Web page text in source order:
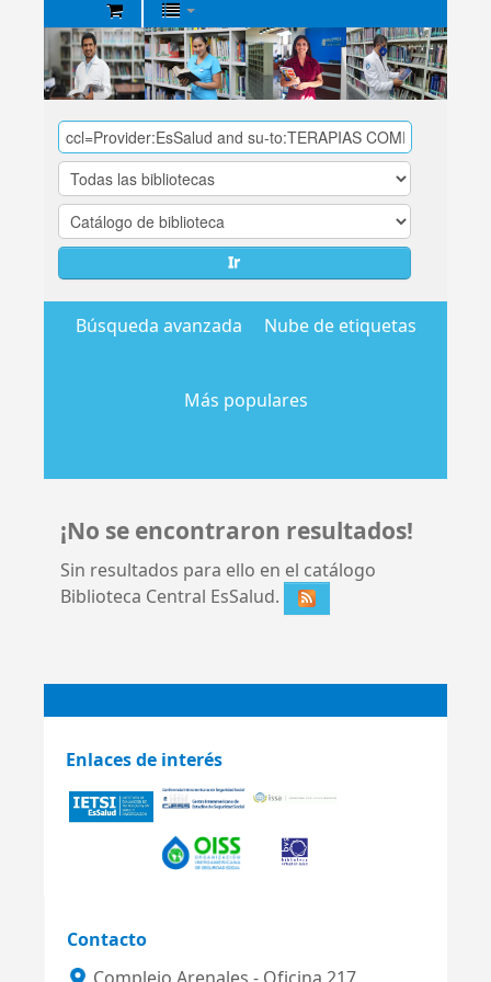
Biblioteca
Central
EsSalud
Ir
Búsqueda avanzada Nube de etiquetas
Más populares
¡No se encontraron resultados!
Sin resultados para ello en el catálogo
Biblioteca Central EsSalud.
Enlaces de interés
Contacto